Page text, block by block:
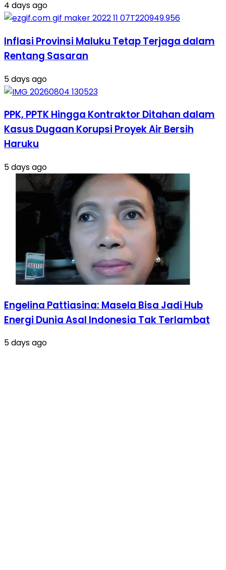
4 days ago
Inflasi Provinsi Maluku Tetap Terjaga dalam
Rentang Sasaran
5 days ago
PPK, PPTK Hingga Kontraktor Ditahan dalam
Kasus Dugaan Korupsi Proyek Air Bersih
Haruku
5 days ago
Engelina Pattiasina: Masela Bisa Jadi Hub
Energi Dunia Asal Indonesia Tak Terlambat
5 days ago